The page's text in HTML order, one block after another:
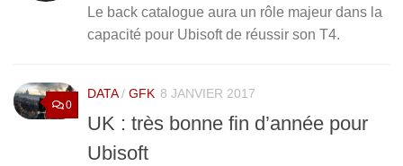
Le back catalogue aura un rôle majeur dans la
capacité pour Ubisoft de réussir son T4.
0
DATA/ GFK 8 JANVIER 2017
UK : très bonne fin d’année pour
Ubisoft